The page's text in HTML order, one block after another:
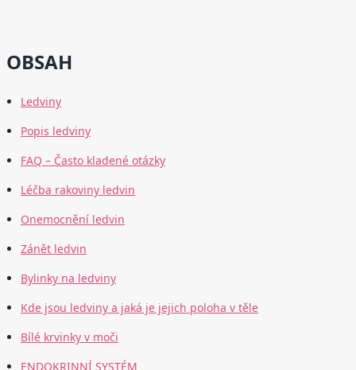
OBSAH
Ledviny
Popis ledviny
FAQ – Často kladené otázky
Léčba rakoviny ledvin
Onemocnění ledvin
Zánět ledvin
Bylinky na ledviny
Kde jsou ledviny a jaká je jejich poloha v těle
Bílé krvinky v moči
ENDOKRINNÍ SYSTÉM